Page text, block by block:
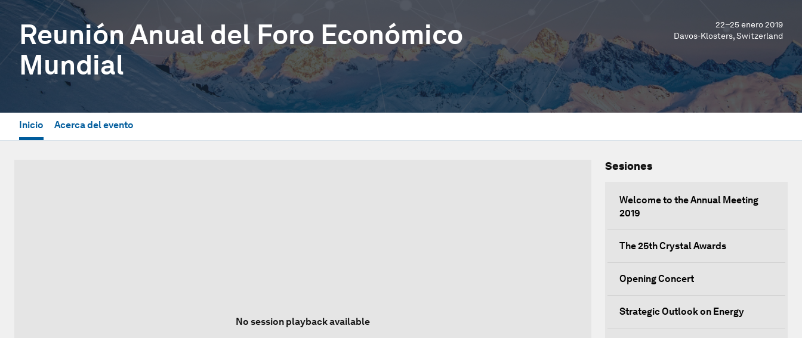
Reunión Anual del Foro Económico
Mundial
22–25 enero 2019
Davos-Klosters, Switzerland
Inicio Acerca del evento
No session playback available
Sesiones
Welcome to the Annual Meeting
2019
The 25th Crystal Awards
Opening Concert
Strategic Outlook on Energy